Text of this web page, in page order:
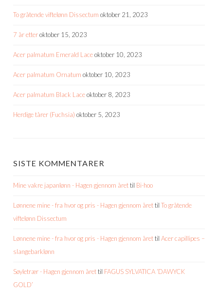
To gråtende viftelønn Dissectum oktober 21, 2023
7 år etteroktober 15, 2023
Acer palmatum Emerald Laceoktober 10, 2023
Acer palmatum Ornatum oktober 10, 2023
Acer palmatum Black Laceoktober 8, 2023
Herdige tårer (Fuchsia) oktober 5, 2023
SISTE KOMMENTARER
Mine vakre japanlønn - Hagen gjennom årettil Bi-hoo
Lønnene mine - fra hvor og pris - Hagen gjennom årettil To gråtende
viftelønn Dissectum
Lønnene mine - fra hvor og pris - Hagen gjennom årettil Acer capillipes –
slangebarklønn
Søyletrær - Hagen gjennom årettil FAGUS SYLVATICA ‘DAWYCK
GOLD’